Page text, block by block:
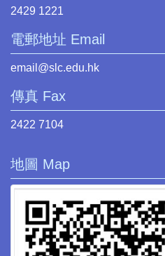
2429 1221
電郵地址 Email
email@slc.edu.hk
傳真 Fax
2422 7104
地圖 Map